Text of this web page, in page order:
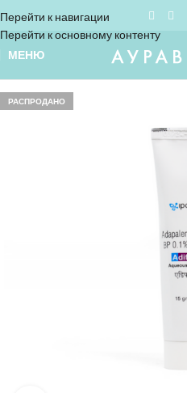
Перейти к навигации
Перейти к основному контенту
МЕНЮ
РАСПРОДАНО